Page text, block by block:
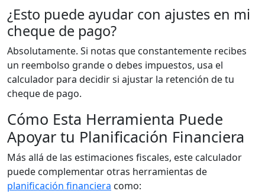
¿Esto puede ayudar con ajustes en mi
cheque de pago?
Absolutamente. Si notas que constantemente recibes
un reembolso grande o debes impuestos, usa el
calculador para decidir si ajustar la retención de tu
cheque de pago.
Cómo Esta Herramienta Puede
Apoyar tu Planificación Financiera
Más allá de las estimaciones fiscales, este calculador
puede complementar otras herramientas de
planificación financiera como: